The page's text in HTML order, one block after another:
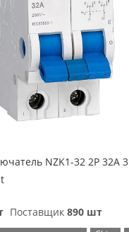
NZK1-32 2P 32А 3
Поставщик 890 шт